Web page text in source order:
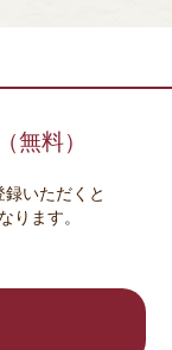
無料）
いただくと
ります。